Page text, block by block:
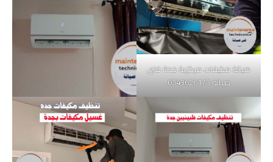
صيانة مكيفات مركزية جدة فنى
صيانة 0543626173